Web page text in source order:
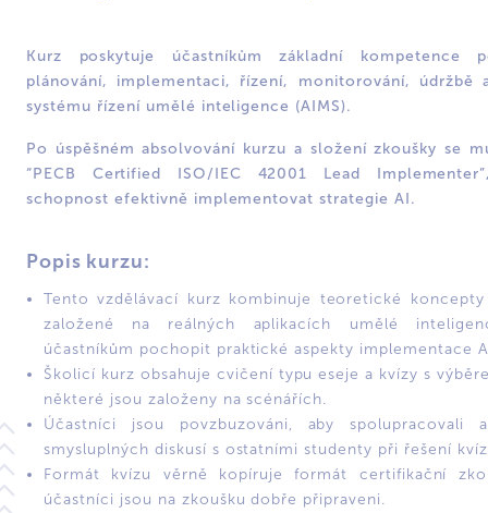
Kurz poskytuje účastníkům základní kompetence
plánování, implementaci, řízení, monitorování, údržbě
systému řízení umělé inteligence (AIMS).
Po úspěšném absolvování kurzu a složení zkoušky se
“PECB Certified ISO/IEC 42001 Lead
schopnost efektivně implementovat strategie AI.
Popis kurzu:
Tento vzdělávací kurz kombinuje teoretické
založené na reálných aplikacích umělé
účastníkům pochopit praktické aspekty implementace
Školicí kurz obsahuje cvičení typu eseje a kvízy s
některé jsou založeny na scénářích.
Účastníci jsou povzbuzováni, aby
smysluplných diskusí s ostatními studenty při řešení
Formát kvízu věrně kopíruje formát certifikační
účastníci jsou na zkoušku dobře připraveni.